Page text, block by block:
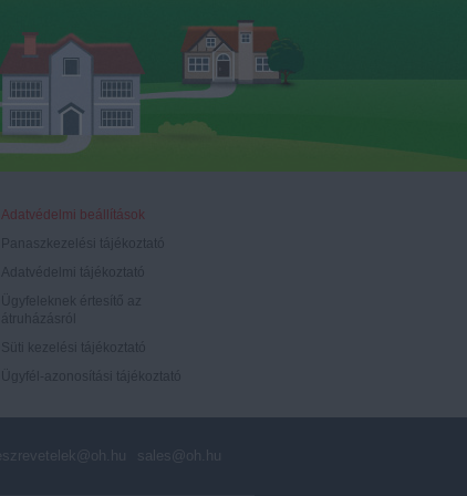
Adatvédelmi beállítások
eszrevetelek@oh.hu sales@oh.hu